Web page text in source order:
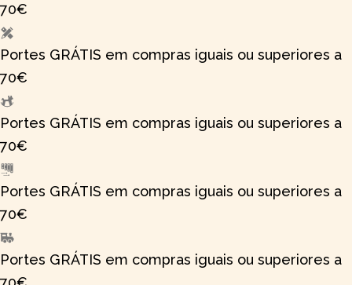
70€
Portes GRÁTIS em compras iguais ou superiores a
70€
Portes GRÁTIS em compras iguais ou superiores a
70€
Portes GRÁTIS em compras iguais ou superiores a
70€
Portes GRÁTIS em compras iguais ou superiores a